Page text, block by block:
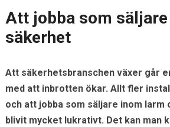
Att jobba som
säkerhet
Att säkerhetsbranschen växer går
med att inbrotten ökar. Allt fler
och att jobba som säljare inom larm
blivit mycket lukrativt. Det kan man